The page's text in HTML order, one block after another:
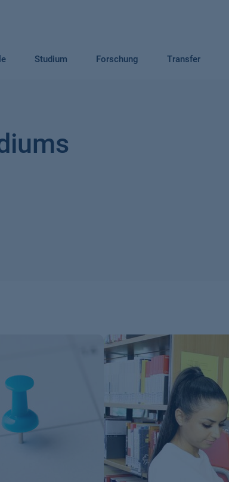
Studium Forschung Transfer